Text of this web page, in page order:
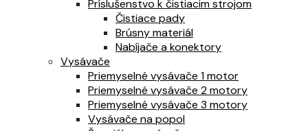
Príslušenstvo k čistiacim strojom
Čistiace pady
Brúsny materiál
Nabíjače a konektory
Vysávače
Priemyselné vysávače 1 motor
Priemyselné vysávače 2 motory
Priemyselné vysávače 3 motory
Vysávače na popol